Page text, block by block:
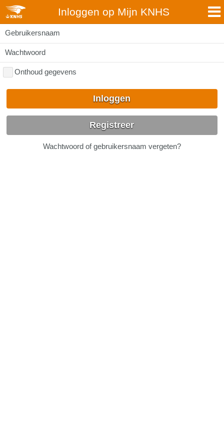
Inloggen op Mijn KNHS
Gebruikersnaam
Wachtwoord
Onthoud gegevens
Inloggen
Registreer
Wachtwoord of gebruikersnaam vergeten?